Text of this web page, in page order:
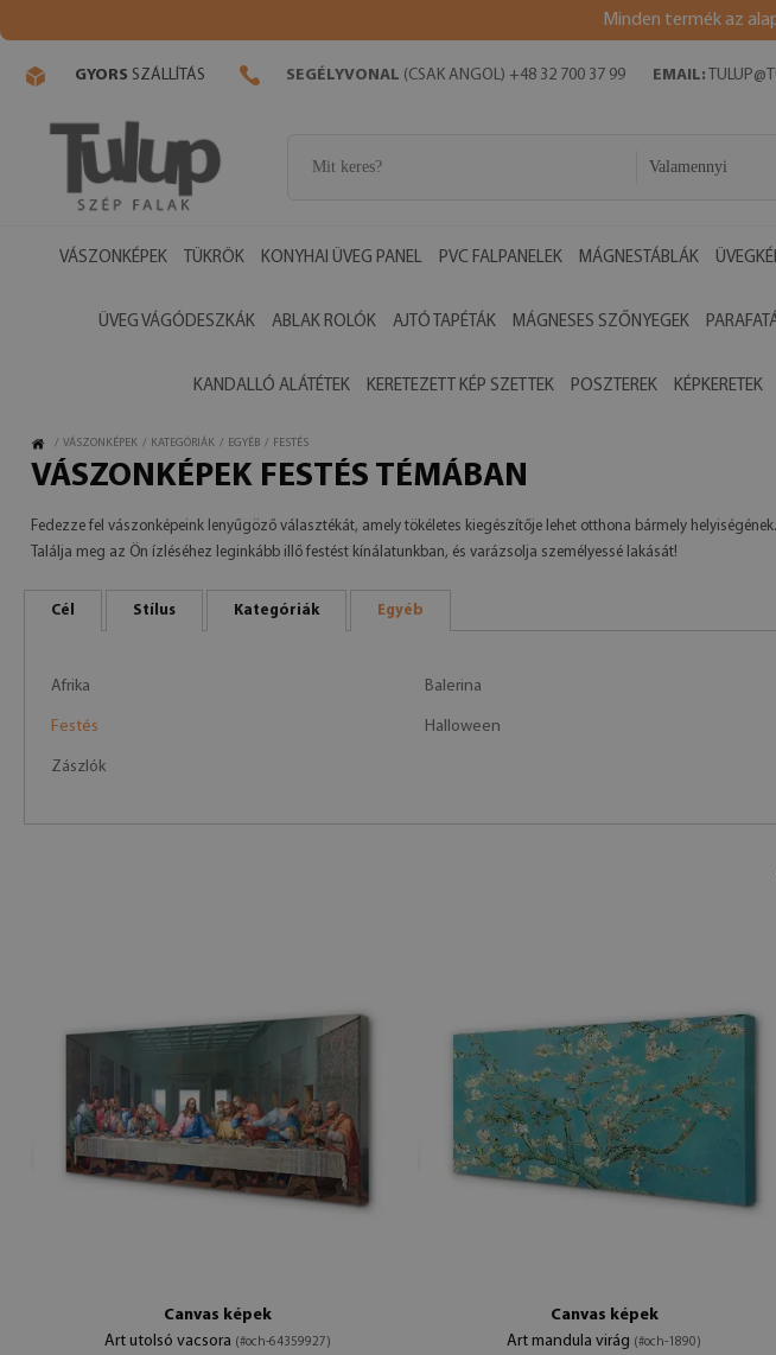
Minden termék az
GYORS SZÁLLÍTÁS SEGÉLYVONAL (CSAK ANGOL) +48 32 700 37 99 EMAIL:
Valamennyi
VÁSZONKÉPEK TÜKRÖK KONYHAI ÜVEG PANEL PVC FALPANELEK MÁGNESTÁBLÁK
ÜVEG VÁGÓDESZKÁK ABLAK ROLÓK AJTÓ TAPÉTÁK MÁGNESES SZŐNYEGEK
KANDALLÓ ALÁTÉTEK KERETEZETT KÉP SZETTEK POSZTEREK KÉPKERETEK
/ VÁSZONKÉPEK / KATEGÓRIÁK / EGYÉB / FESTÉS
VÁSZONKÉPEK FESTÉS TÉMÁBAN
Fedezze fel vászonképeink lenyűgöző választékát, amely tökéletes kiegészítője lehet otthona bármely
Találja meg az Ön ízléséhez leginkább illő festést kínálatunkban, és varázsolja személyessé lakását!
Cél Stílus Kategóriák Egyéb
Afrika Balerina
Festés Halloween
Zászlók
Canvas képek
Art utolsó vacsora (#och-64359927)
Canvas képek
Art mandula virág (#och-1890)